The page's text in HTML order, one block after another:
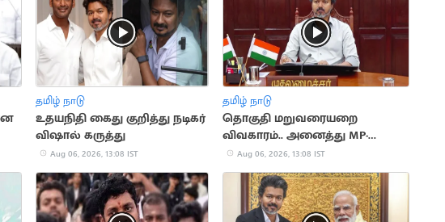
தமிழ் நாடு
உதயநிதி கைது குறித்து நடிகர்
விஷால் கருத்து
Aug 06, 2026, 13:08 IST
தமிழ் நாடு
தொகுதி மறுவரையறை
விவகாரம்.. அனைத்து MP-
க்களுக்கும் CM விஜய் அழைப்பு
Aug 06, 2026, 13:08 IST